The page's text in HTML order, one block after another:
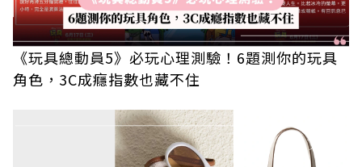
《玩具總動員5》必玩心理測驗！6題測你的玩具
角色，3C成癮指數也藏不住